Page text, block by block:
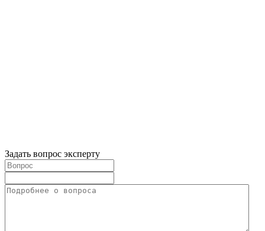
Задать вопрос эксперту